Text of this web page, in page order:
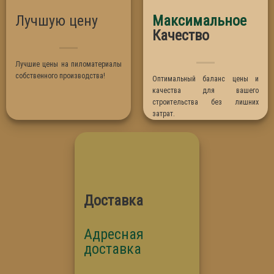
Термо Абаш
Термо Липа
Лучшую цену
Лучшие цены на пиломатериалы
собственного производства!
Максимальное
Качество
Оптимальный баланс цены и
качества для вашего
строительства без лишних
затрат.
Доставка
Адресная
доставка